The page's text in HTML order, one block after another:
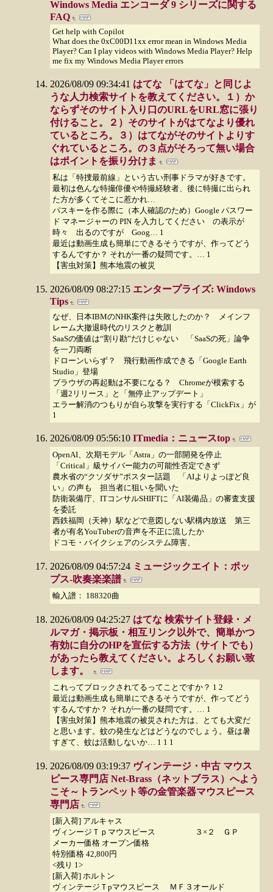
Windows Media エンコーダ 9 シリーズに関する
FAQ
Get help with Copilot
What does the 0xC00D11xx error mean in Windows Media
Player? Can I play videos with Windows Media Player? Help
me fix my Windows Media Player errors
2026/08/09 09:34:41 はてな 「はてな」と同じよ
うな人力検索サイトを教えてください。１）か
ならずそのサイト入り口のURLをURL窓に張り
付けること。２）そのサイトがはてなより優れ
ているところ。３）はてながそのサイトよりす
ぐれているところ。の３点がそろって無い場合
はポイントを振り分けま
私は「特捜最前線」という古い刑事ドラマが好きです。
最初は色んな特撮俳優や特撮経験者、後に特撮に出られ
た方が多くてそこに惹かれ…
パスキーを作る際に（本人確認のため）Google パスワー
ド マネージャーの PIN を入力してください の表示が
時々 出るのですが Goog… 1
最近は動画生成も簡単にできるそうですが、作ってどう
するんですか？ それが一番の疑問です。… 1
【害虫対策】熊本地震の被災
2026/08/09 08:27:15 エンタープライズ: Windows
Tips
なぜ、日本IBMのNHK案件は失敗したのか？ メインフ
レーム大撤退時代のリスクと教訓
SaaSの価値は“割り勘”だけじゃない 「SaaSの死」論争
を一刀両断
ドローンいらず？ 飛行動画作成できる「Google Earth
Studio」登場
ブラウザの再起動は不要になる？ Chromeが模索する
「週2リリース」と「無停止アップデート」
エラー解消のつもりが自ら攻撃を実行する「ClickFix」が
1
2026/08/09 05:56:10 ITmedia：ニュースtop
OpenAI、次期モデル「Astra」の一部開発を停止
「Critical」級サイバー能力の可能性否定できず
農水省の“クソダサ”ポスター話題 「AIよりよっぽど良
い」の声も 担当者に狙いを聞いた
防衛装備庁、ITコンサルSHIFTに「AI装備品」の審査支援
を委託
西鉄福岡（天神）駅などで意図しない駅構内放送 第三
者が有名YouTuberの音声を不正に流したか
ドコモ・バイクシェアのシステム障害、
2026/08/09 04:57:24 ミュージックエイト：ポッ
プス-吹奏楽楽譜
輸入譜： 188320曲
2026/08/09 04:25:27 はてな 検索サイト登録・メ
ルマガ・掲示板・相互リンク以外で、簡単かつ
有効に自分のHPを宣伝する方法（サイトでも）
があったら教えてください。よろしくお願い致
します。
これってブロックされてるってことですか？ 1 2
最近は動画生成も簡単にできるそうですが、作ってどう
するんですか？ それが一番の疑問です。… 1
【害虫対策】熊本地震の被災された方は、とても大変だ
と思います。蚊の発生などはどうなのでしょう。昼は暑
すぎて、蚊は活動しないか… 1 1 1
2026/08/09 03:19:37 ヴィンテージ・中古 マウス
ピース専門店 Net-Brass（ネットブラス）へよう
こそ～トランペット等の金管楽器マウスピース
専門店
[新入荷] アルキャス
ヴィンージＴｐマウスピース ３×２ ＧＰ
メーカー価格 オープン価格
特別価格 42,800円
<残り 1>
[新入荷] ホルトン
ヴィンテージＴpマウスピース ＭＦ３オールド